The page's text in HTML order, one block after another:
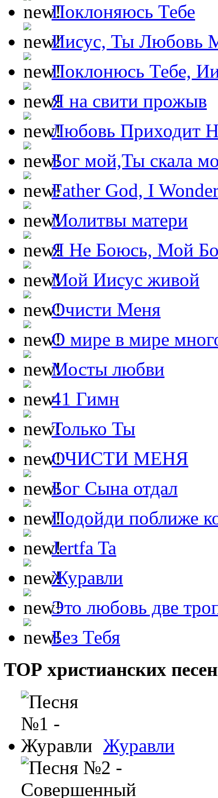
Поклоняюсь Тебе
Иисус, Ты Любовь
Поклонюсь Тебе,
Я на свити прожыв
Любовь Приходит
Бог мой,Ты скала
Father God, I
Молитвы матери
Я Не Боюсь, Мой
Мой Иисус живой
Очисти Меня
О мире в мире
Мосты любви
41 Гимн
Только Ты
ОЧИСТИ МЕНЯ
Бог Сына отдал
Подойди поближе
Jertfa Ta
Журавли
Это любовь две
Без Тебя
ТОР христианских песен
Журавли